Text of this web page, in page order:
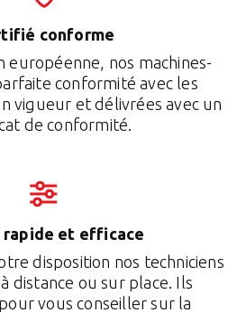
conforme
européenne, nos machines-
conformité avec les
vigueur et délivrées avec un
de conformité.
rapide et efficace
disposition nos techniciens
distance ou sur place. Ils
vous conseiller sur la